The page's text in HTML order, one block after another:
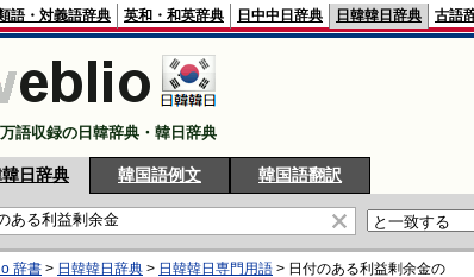
語・対義語辞典 英和・和英辞典 日中中日辞典 日韓韓日辞典 古語
語収録の日韓辞典・韓日辞典
韓日辞典 韓国語例文 韓国語翻訳
辞書 > 日韓韓日辞典 > 日韓韓日専門用語 > 日付のある利益剰余金の